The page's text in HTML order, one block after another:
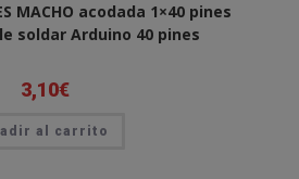
MACHO acodada 1×40 pines
soldar Arduino 40 pines
3,10€
al carrito